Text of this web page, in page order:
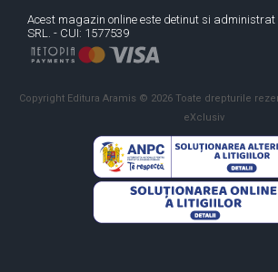
Acest magazin online este detinut si administrat
SRL. - CUI: 1577539
Copyright Editura Aramis © 2026 Toate drepturile
eXclusiv